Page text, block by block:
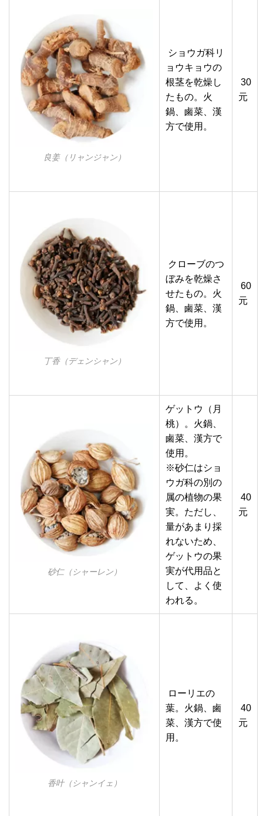
良姜（リャンジャン）
ショウガ科リ
ョウキョウの
根茎を乾燥し
たもの。火
鍋、鹵菜、漢
方で使用。
30
元
丁香（デェンシャン）
クローブのつ
ぼみを乾燥さ
せたもの。火
鍋、鹵菜、漢
方で使用。
60
元
砂仁（シャーレン）
ゲットウ（月
桃）。火鍋、
鹵菜、漢方で
使用。
※砂仁はショ
ウガ科の別の
属の植物の果
実。ただし、
量があまり採
れないため、
ゲットウの果
実が代用品と
して、よく使
われる。
40
元
香叶（シャンイェ）
ローリエの
葉。火鍋、鹵
菜、漢方で使
用。
40
元